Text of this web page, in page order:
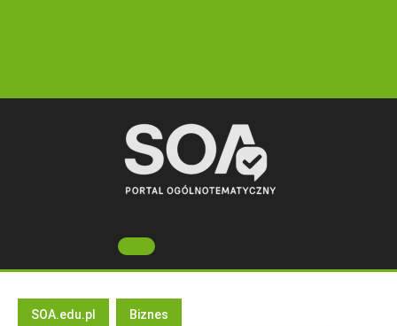
Open
Button
SOA.edu.pl Biznes